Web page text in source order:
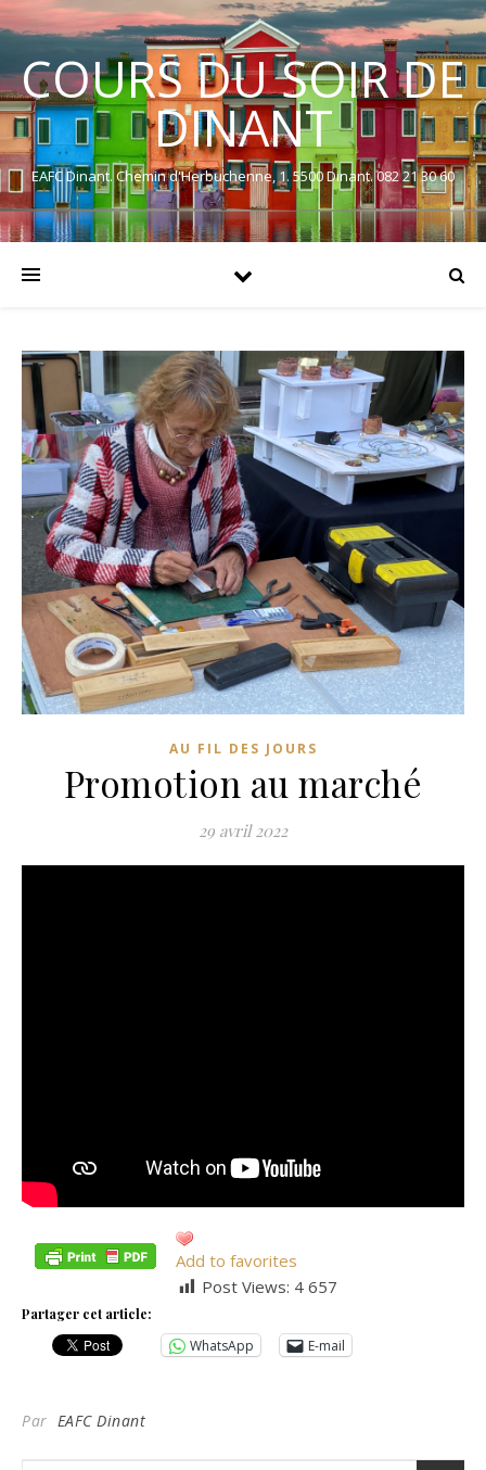
COURS DU SOIR DE
DINANT
EAFC Dinant. Chemin d'Herbuchenne, 1. 5500 Dinant. 082 21 30 60
AU FIL DES JOURS
Promotion au marché
29 avril 2022
Add to favorites
Post Views: 4 657
Partager cet article:
WhatsApp E-mail
Par EAFC Dinant